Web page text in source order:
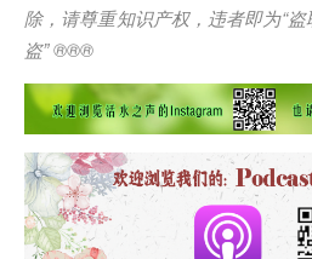
除，请尊重知识产权，违者即为“盗
盗” ®®®